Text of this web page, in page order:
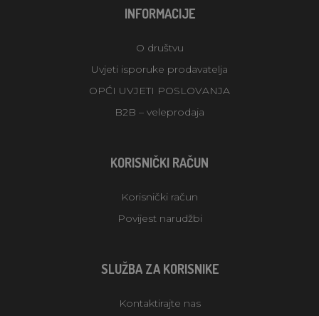
INFORMACIJE
O društvu
Uvjeti isporuke prodavatelja
OPĆI UVJETI POSLOVANJA
B2B – veleprodaja
KORISNIČKI RAČUN
Korisnički račun
Povijest narudžbi
SLUŽBA ZA KORISNIKE
Kontaktirajte nas